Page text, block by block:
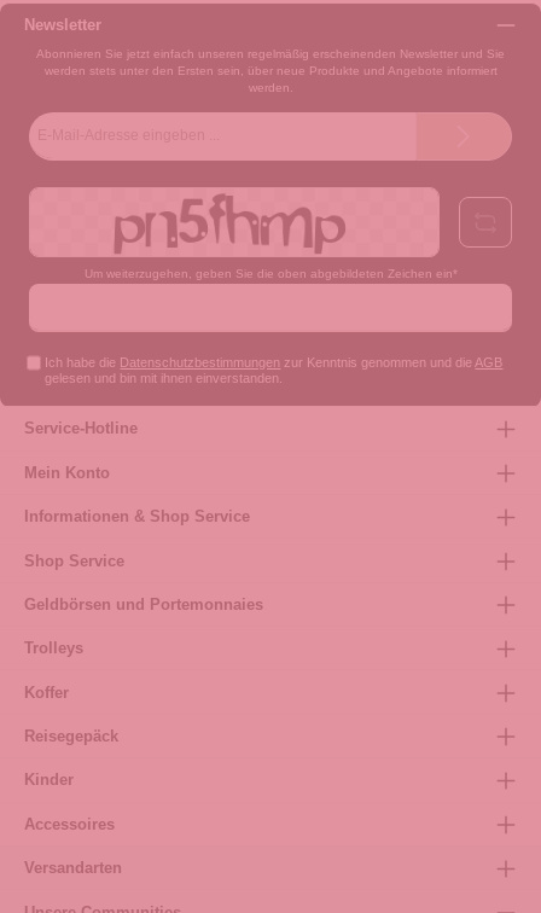
Newsletter
Abonnieren Sie jetzt einfach unseren regelmäßig erscheinenden Newsletter und Sie
werden stets unter den Ersten sein, über neue Produkte und Angebote informiert
werden.
Um weiterzugehen, geben Sie die oben abgebildeten Zeichen ein*
Ich habe die Datenschutzbestimmungen zur Kenntnis genommen und die AGB
gelesen und bin mit ihnen einverstanden.
Service-Hotline
Mein Konto
Informationen & Shop Service
Shop Service
Geldbörsen und Portemonnaies
Trolleys
Koffer
Reisegepäck
Kinder
Accessoires
Versandarten